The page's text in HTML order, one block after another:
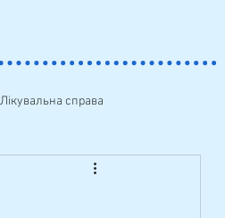
Лікувальна справа
БПР